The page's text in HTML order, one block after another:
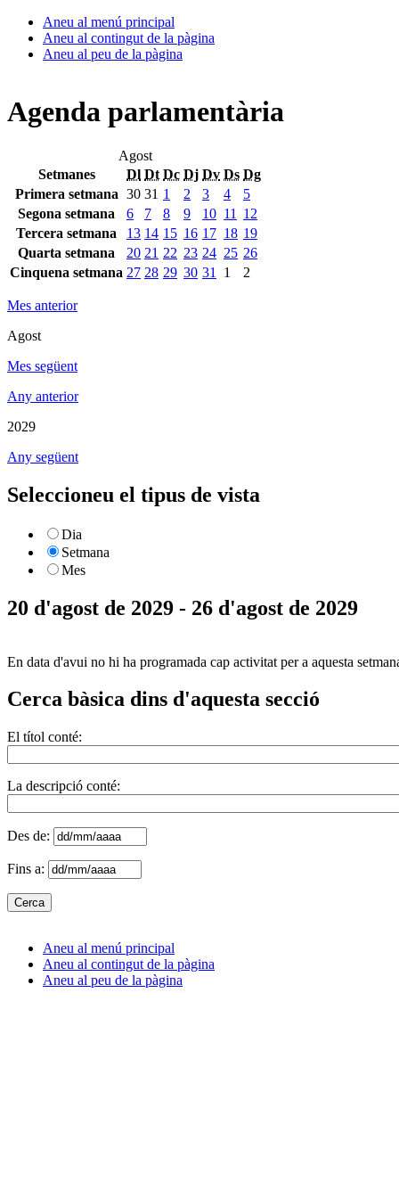
Aneu al menú principal
Aneu al contingut de la pàgina
Aneu al peu de la pàgina
Agenda parlamentària
Agost
Setmanes
Dl Dt Dc Dj Dv Ds Dg
Primera setmana 30 31 1 2 3 4
5
Segona setmana
6 7 8 9 10 11
12
Tercera setmana
13 14 15 16 17 18 19
Quarta setmana
20 21 22 23 24 25 26
Cinquena setmana 27 28 29 30 31 1 2
Mes anterior
Agost
Mes següent
Any anterior
2029
Any següent
Seleccioneu el tipus de vista
Dia
Setmana
Mes
20 d'agost de 2029 - 26 d'agost de 2029
En data d'avui no hi ha programada cap activitat per a aquesta
Cerca bàsica dins d'aquesta secció
El títol conté:
La descripció conté:
Des de:
Fins a:
Aneu al menú principal
Aneu al contingut de la pàgina
Aneu al peu de la pàgina